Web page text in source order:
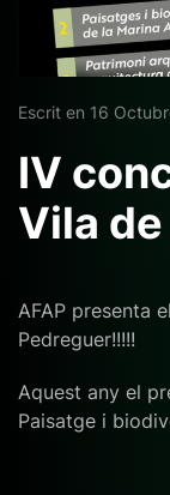
Escrit en 16
IV
Vila
AFAP presenta
Pedreguer!!!!!
Aquest any el
Paisatge i